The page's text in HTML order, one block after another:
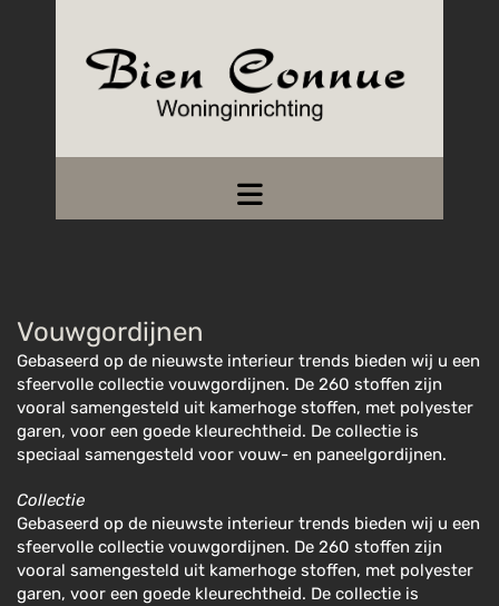
Vouwgordijnen
Gebaseerd op de nieuwste interieur trends bieden wij u een
sfeervolle collectie vouwgordijnen. De 260 stoffen zijn
vooral samengesteld uit kamerhoge stoffen, met polyester
garen, voor een goede kleurechtheid. De collectie is
speciaal samengesteld voor vouw- en paneelgordijnen.
Collectie
Gebaseerd op de nieuwste interieur trends bieden wij u een
sfeervolle collectie vouwgordijnen. De 260 stoffen zijn
vooral samengesteld uit kamerhoge stoffen, met polyester
garen, voor een goede kleurechtheid. De collectie is